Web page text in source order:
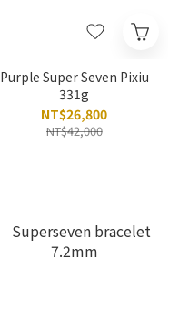
Purple Super Seven Pixiu
331g
NT$26,800
NT$42,000